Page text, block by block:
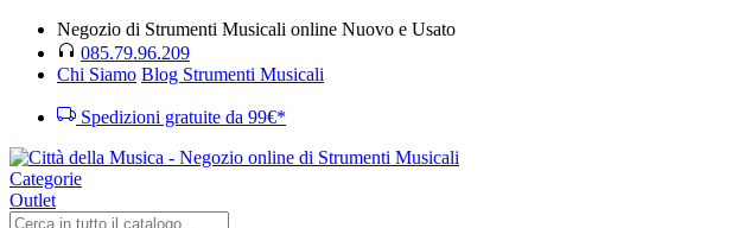
Negozio di Strumenti Musicali online Nuovo e Usato
085.79.96.209
Chi Siamo Blog Strumenti Musicali
Spedizioni gratuite da 99€*
Categorie
Outlet